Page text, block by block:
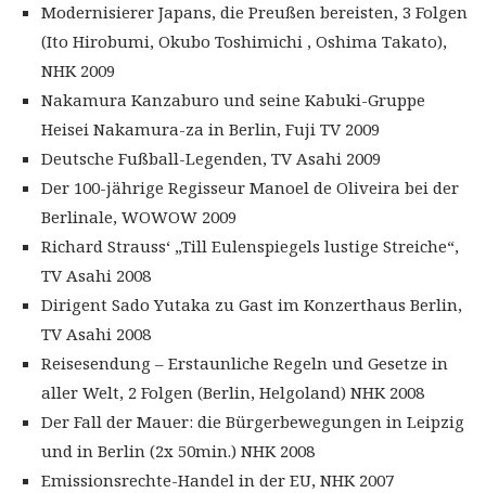
Modernisierer Japans, die Preußen bereisten, 3 Folgen
(Ito Hirobumi, Okubo Toshimichi , Oshima Takato),
NHK 2009
Nakamura Kanzaburo und seine Kabuki-Gruppe
Heisei Nakamura-za in Berlin, Fuji TV 2009
Deutsche Fußball-Legenden, TV Asahi 2009
Der 100-jährige Regisseur Manoel de Oliveira bei der
Berlinale, WOWOW 2009
Richard Strauss‘ „Till Eulenspiegels lustige Streiche“,
TV Asahi 2008
Dirigent Sado Yutaka zu Gast im Konzerthaus Berlin,
TV Asahi 2008
Reisesendung – Erstaunliche Regeln und Gesetze in
aller Welt, 2 Folgen (Berlin, Helgoland) NHK 2008
Der Fall der Mauer: die Bürgerbewegungen in Leipzig
und in Berlin (2x 50min.) NHK 2008
Emissionsrechte-Handel in der EU, NHK 2007